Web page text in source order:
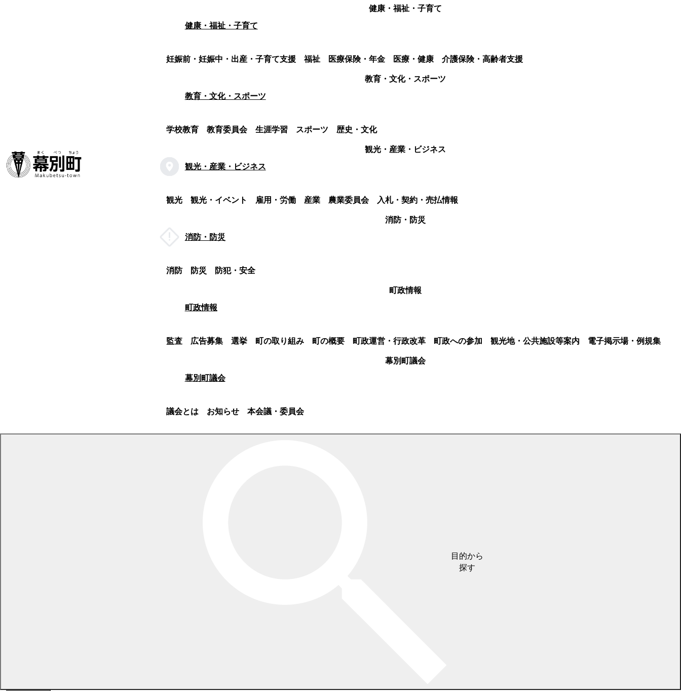
健康・福祉・子育て
健康・福祉・子育て
妊娠前・妊娠中・出産・子育て支援 福祉 医療保険・年金 医療・健康
介護保険・高齢者支援
教育・文化・スポーツ
教育・文化・スポーツ
学校教育 教育委員会 生涯学習 スポーツ
歴史・文化
観光・産業・ビジネス
観光・産業・ビジネス
観光 観光・イベント 雇用・労働 産業 農業委員会
入札・契約・売払情報
消防・防災
消防・防災
消防 防災
防犯・安全
町政情報
町政情報
監査 広告募集 選挙 町の取り組み 町の概要 町政運営・行政改革 町政への参加 観光地・公共施設等案内
電子掲示場・例規集
幕別町議会
幕別町議会
議会とは お知らせ 本会議・委員会
目的から
探す